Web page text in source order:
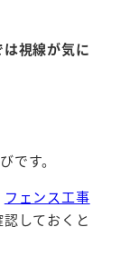
視線が気に
です。
フェンス工事
しておくと